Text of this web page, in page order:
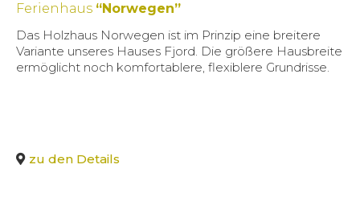
Ferienhaus “Norwegen”
Das Holzhaus Norwegen ist im Prinzip eine breitere
Variante unseres Hauses Fjord. Die größere Hausbreite
ermöglicht noch komfortablere, flexiblere Grundrisse.
zu den Details